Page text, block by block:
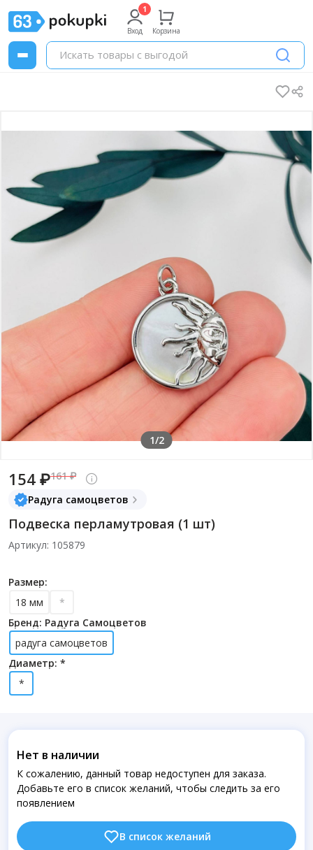
Вход Корзина
1/2
154 ₽161 ₽
Радуга самоцветов
Подвеска перламутровая (1 шт)
Артикул: 105879
Размер:
18 мм
*
Бренд: Радуга Самоцветов
радуга самоцветов
Диаметр: *
*
Нет в наличии
К сожалению, данный товар недоступен для заказа.
Добавьте его в список желаний, чтобы следить за его
появлением
В список желаний